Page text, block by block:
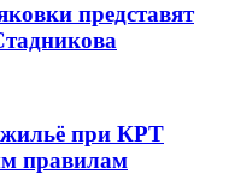
представят
при КРТ
правилам